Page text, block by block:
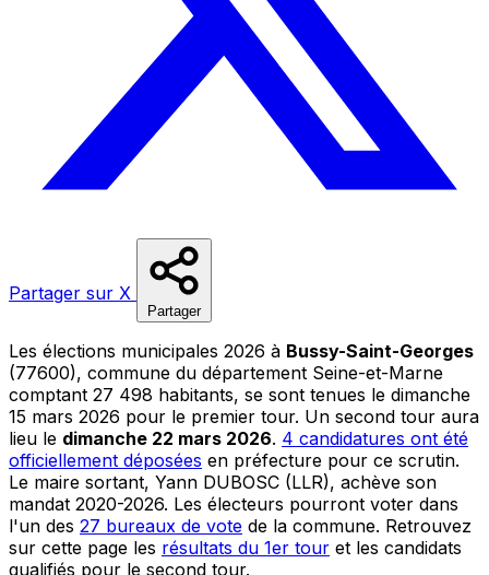
Partager sur X
Partager
Les élections municipales 2026 à Bussy-Saint-Georges
(77600), commune du département Seine-et-Marne
comptant 27 498 habitants, se sont tenues le dimanche
15 mars 2026 pour le premier tour. Un second tour aura
lieu le dimanche 22 mars 2026. 4 candidatures ont été
officiellement déposées en préfecture pour ce scrutin.
Le maire sortant, Yann DUBOSC (LLR), achève son
mandat 2020-2026. Les électeurs pourront voter dans
l'un des 27 bureaux de vote de la commune. Retrouvez
sur cette page les résultats du 1er tour et les candidats
qualifiés pour le second tour.